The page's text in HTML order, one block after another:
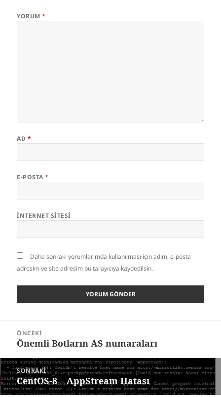
YORUM*
AD *
E-POSTA*
İNTERNET SITESI
Daha sonraki yorumlarımda kullanılması için adım, e-posta
adresim ve site adresim bu tarayıcıya kaydedilsin.
gezinmesi
ÖNCEKI
Önceki
Önemli Botların AS numaraları
SONRAKI
Sonraki
yazı:
CentOS-8 – AppStream Hatası